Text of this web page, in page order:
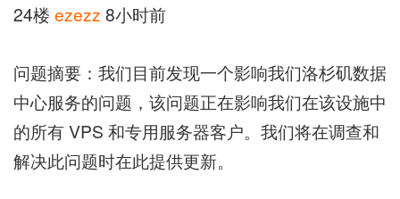
24楼 ezezz 8小时前
问题摘要：我们目前发现一个影响我们洛杉矶数据
中心服务的问题，该问题正在影响我们在该设施中
的所有 VPS 和专用服务器客户。我们将在调查和
解决此问题时在此提供更新。